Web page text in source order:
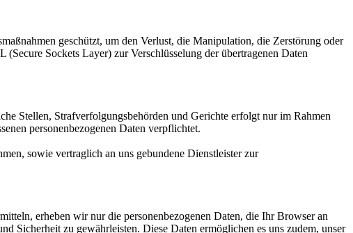
geschützt, um den Verlust, die Manipulation, die Zerstörung oder
Sockets Layer) zur Verschlüsselung der übertragenen Daten
Stellen, Strafverfolgungsbehörden und Gerichte erfolgt nur im Rahmen
personenbezogenen Daten verpflichtet.
sowie vertraglich an uns gebundene Dienstleister zur
erheben wir nur die personenbezogenen Daten, die Ihr Browser an
Sicherheit zu gewährleisten. Diese Daten ermöglichen es uns zudem, unser